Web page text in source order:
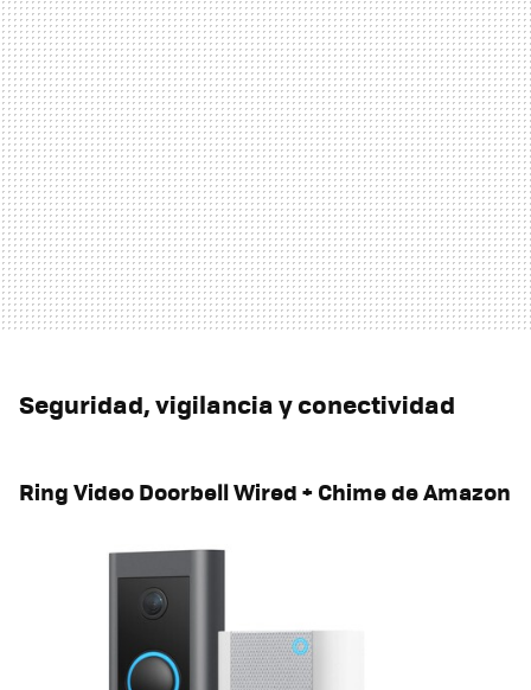
Seguridad, vigilancia y conectividad
Ring Video Doorbell Wired + Chime de Amazon